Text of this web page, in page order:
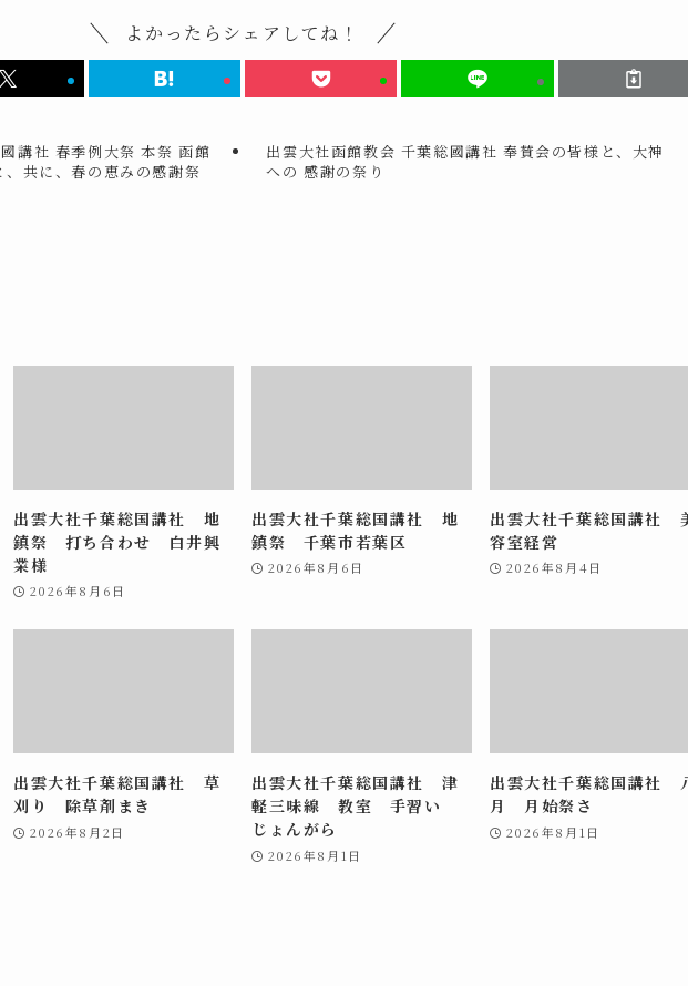
よかったらシェアしてね！
講社 春季例大祭 本祭 函館
共に、春の恵みの感謝祭
出雲大社函館教会 千葉総國講社 奉賛会の皆様と、大神
への 感謝の祭り
出雲大社千葉総国講社 地
鎮祭 打ち合わせ 白井興
業様
2026年8月6日
出雲大社千葉総国講社 地
鎮祭 千葉市若葉区
2026年8月6日
出雲大社千葉総国講社
容室経営
2026年8月4日
出雲大社千葉総国講社 草
刈り 除草剤まき
2026年8月2日
出雲大社千葉総国講社 津
軽三味線 教室 手習い
じょんがら
2026年8月1日
出雲大社千葉総国講社
月 月始祭さ
2026年8月1日